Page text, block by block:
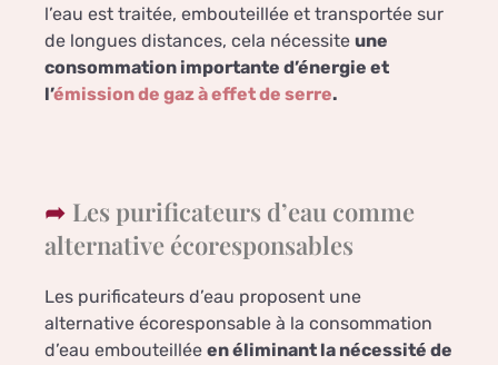
l’eau est traitée, embouteillée et transportée sur
de longues distances, cela nécessite une
consommation importante d’énergie et
l’émission de gaz à effet de serre.
Les purificateurs d’eau comme
alternative écoresponsables
Les purificateurs d’eau proposent une
alternative écoresponsable à la consommation
d’eau embouteillée en éliminant la nécessité de